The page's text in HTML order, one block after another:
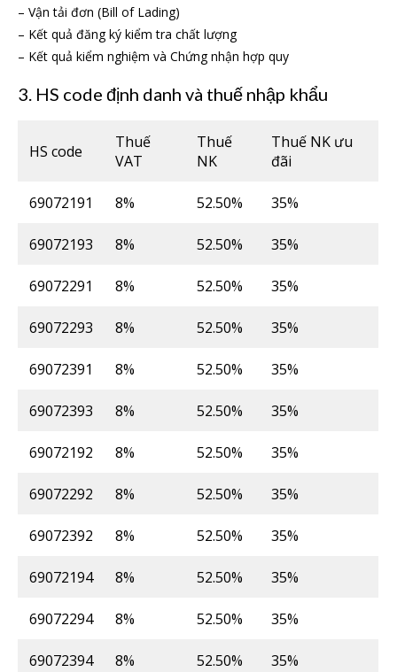
– Vận tải đơn (Bill of Lading)
– Kết quả đăng ký kiểm tra chất lượng
– Kết quả kiểm nghiệm và Chứng nhận hợp quy
3. HS code định danh và thuế nhập khẩu
HS code
Thuế
VAT
Thuế
NK
Thuế NK ưu
đãi
69072191 8% 52.50% 35%
69072193 8% 52.50% 35%
69072291 8% 52.50% 35%
69072293 8% 52.50% 35%
69072391 8% 52.50% 35%
69072393 8% 52.50% 35%
69072192 8% 52.50% 35%
69072292 8% 52.50% 35%
69072392 8% 52.50% 35%
69072194 8% 52.50% 35%
69072294 8% 52.50% 35%
69072394 8% 52.50% 35%